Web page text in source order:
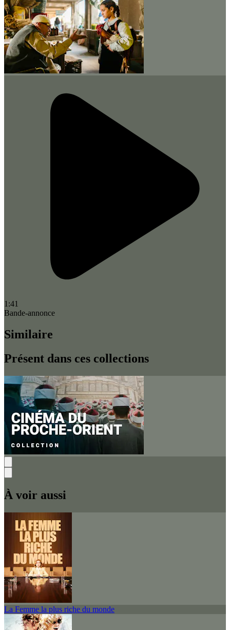
1:41
Bande-annonce
Similaire
Présent dans ces collections
À voir aussi
La Femme la plus riche du monde